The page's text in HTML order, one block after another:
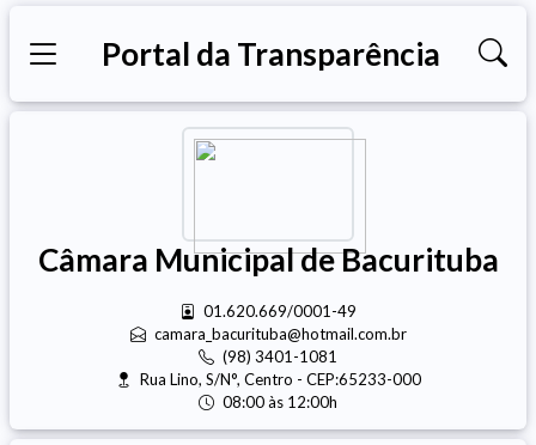
Portal da Transparência
Câmara Municipal de Bacurituba
01.620.669/0001-49
camara_bacurituba@hotmail.com.br
(98) 3401-1081
Rua Lino, S/N°, Centro - CEP:65233-000
08:00 às 12:00h